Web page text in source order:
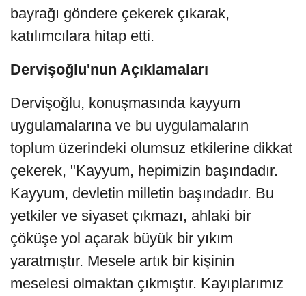
bayrağı göndere çekerek çıkarak,
katılımcılara hitap etti.
Dervişoğlu'nun Açıklamaları
Dervişoğlu, konuşmasında kayyum
uygulamalarına ve bu uygulamaların
toplum üzerindeki olumsuz etkilerine dikkat
çekerek, "Kayyum, hepimizin başındadır.
Kayyum, devletin milletin başındadır. Bu
yetkiler ve siyaset çıkmazı, ahlaki bir
çöküşe yol açarak büyük bir yıkım
yaratmıştır. Mesele artık bir kişinin
meselesi olmaktan çıkmıştır. Kayıplarımız